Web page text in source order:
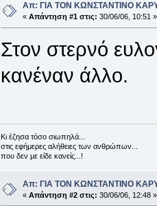
Απ: ΓΙΑ ΤΟΝ ΚΩΝΣΤΑΝΤΙΝΟ
« Απάντηση #1 στις: 30/06/06, 10:51 »
Στον στερνό
κανέναν άλλο.
Κι έζησα τόσο σιωπηλά...
στις εφήμερες αλήθειες των ανθρώπων...
που δεν με είδε κανείς...!
Απ: ΓΙΑ ΤΟΝ ΚΩΝΣΤΑΝΤΙΝΟ
« Απάντηση #2 στις: 30/06/06, 12:48 »